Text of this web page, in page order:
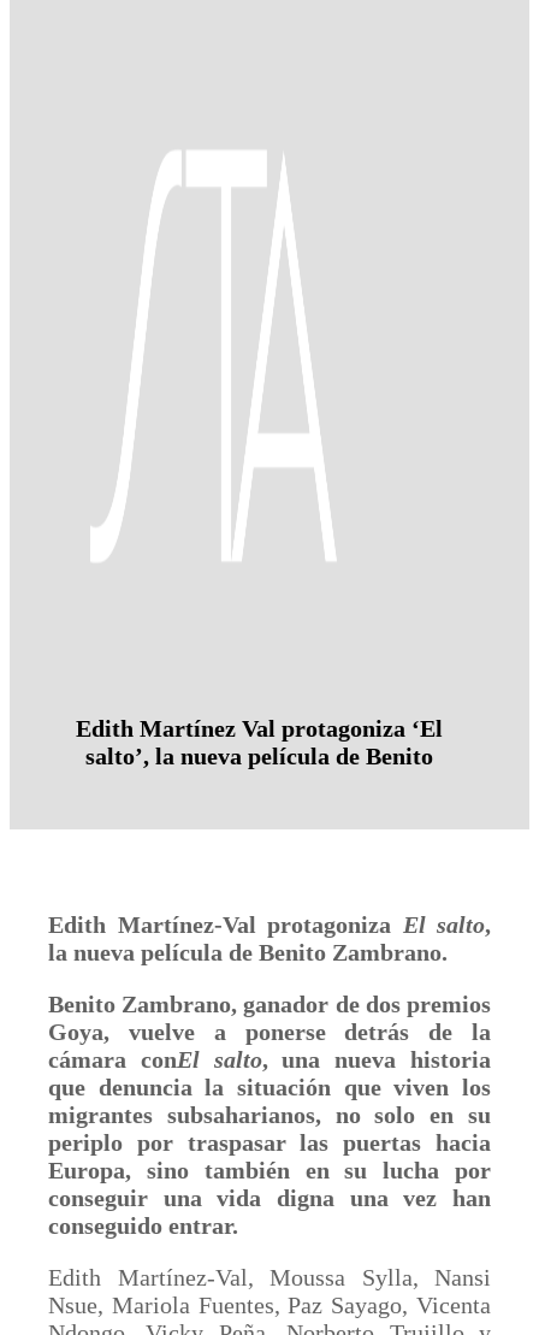
Edith Martínez Val protagoniza ‘El
salto’, la nueva película de Benito
Edith Martínez-Val protagoniza El salto,
la nueva película de Benito Zambrano.
Benito Zambrano, ganador de dos premios
Goya, vuelve a ponerse detrás de la
cámara conEl salto, una nueva historia
que denuncia la situación que viven los
migrantes subsaharianos, no solo en su
periplo por traspasar las puertas hacia
Europa, sino también en su lucha por
conseguir una vida digna una vez han
conseguido entrar.
Edith Martínez-Val, Moussa Sylla, Nansi
Nsue, Mariola Fuentes, Paz Sayago, Vicenta